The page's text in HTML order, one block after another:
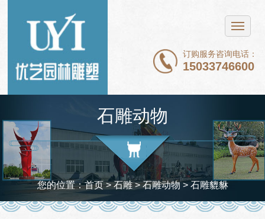
订购服务咨询电话：
15033746600
铜雕塑
石雕
玻璃钢雕塑
新闻中心
案例展示
关于我们
石雕动物
您的位置：首页> 石雕 >石雕动物 > 石雕貔貅